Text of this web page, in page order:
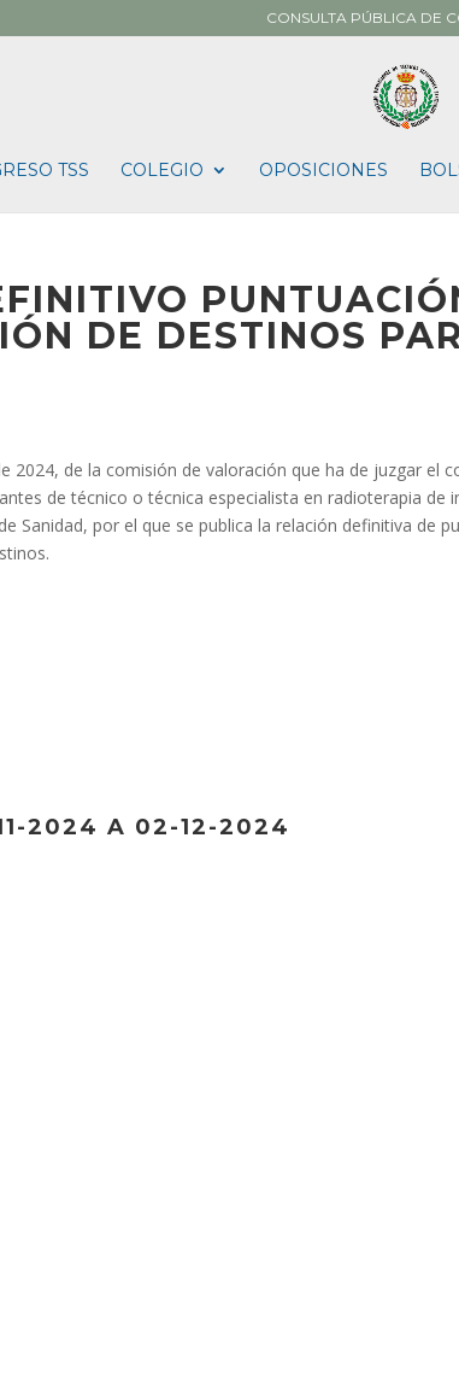
CONSULTA PÚBLICA DE
TSS COLEGIO OPOSICIONES
DE DESTINOS
2024, de la comisión de valoración que ha de juzgar el
de técnico o técnica especialista en radioterapia de
Sanidad, por el que se publica la relación definitiva de
2024 A 02-12-2024